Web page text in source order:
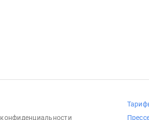
конфиденциальности